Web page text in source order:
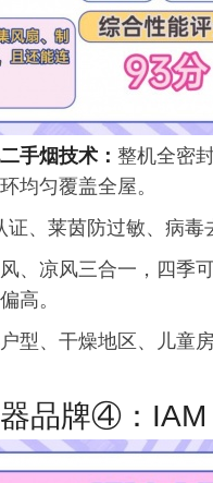
手烟技术： 整机全密
均匀覆盖全屋。
证、莱茵防过敏、病
、凉风三合一，四季
高。
型、干燥地区、儿童
品牌④：